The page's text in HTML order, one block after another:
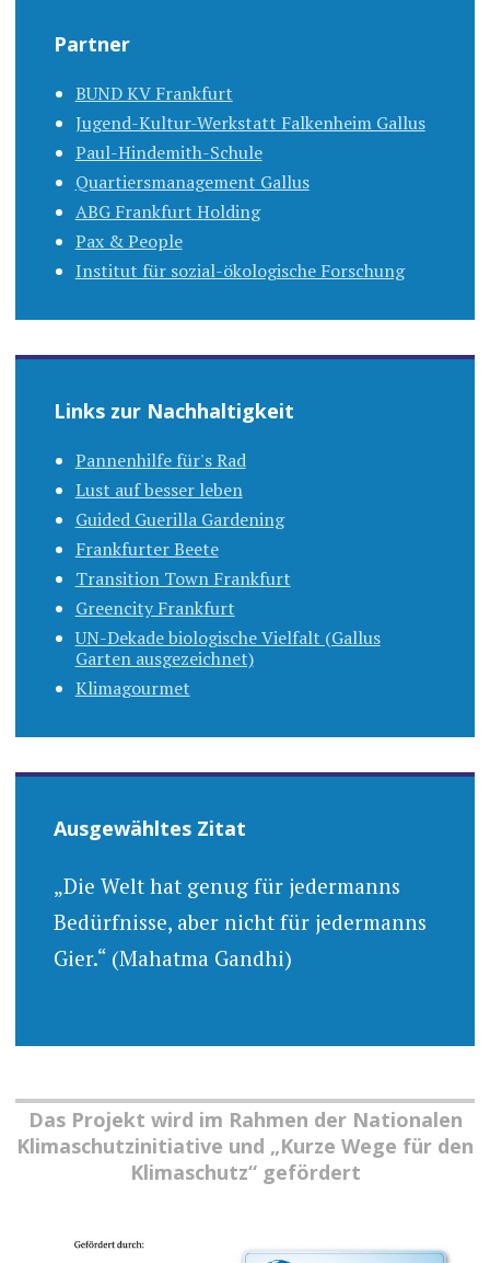
Partner
BUND KV Frankfurt
Jugend-Kultur-Werkstatt Falkenheim Gallus
Paul-Hindemith-Schule
Quartiersmanagement Gallus
ABG Frankfurt Holding
Pax & People
Institut für sozial-ökologische Forschung
Links zur Nachhaltigkeit
Pannenhilfe für's Rad
Lust auf besser leben
Guided Guerilla Gardening
Frankfurter Beete
Transition Town Frankfurt
Greencity Frankfurt
UN-Dekade biologische Vielfalt (Gallus
Garten ausgezeichnet)
Klimagourmet
Ausgewähltes Zitat
„Die Welt hat genug für jedermanns
Bedürfnisse, aber nicht für jedermanns
Gier.“ (Mahatma Gandhi)
Das Projekt wird im Rahmen der Nationalen
Klimaschutzinitiative und „Kurze Wege für den
Klimaschutz“ gefördert